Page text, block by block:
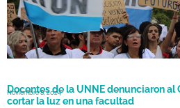
Docentes de la UNNE denunciaron al
cortar la luz en una facultad
Noviembre 8, 2024